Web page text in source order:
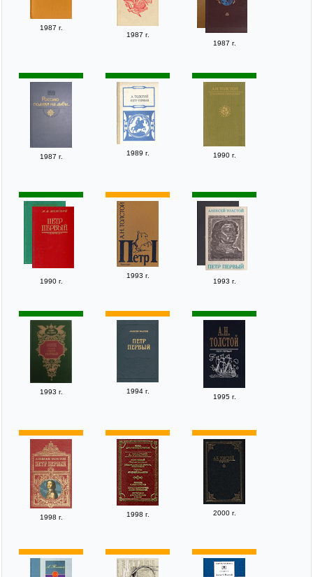
1987 г.
1987 г.
1987 г.
1987 г. 1989 г. 1990 г.
1990 г.
1993 г.
1993 г.
1993 г. 1994 г.
1995 г.
1998 г. 1998 г. 2000 г.